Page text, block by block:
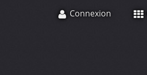
Connexion